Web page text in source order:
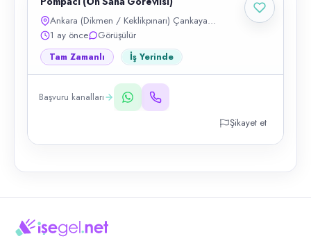
Ankara (Dikmen / Keklikpınarı) Çankaya
Türkiye
1 ay önce Görüşülür
Tam Zamanlı İş Yerinde
Başvuru kanalları
Şikayet et